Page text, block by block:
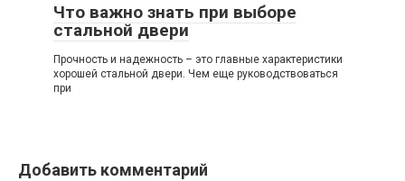
Что важно знать при выборе
стальной двери
Прочность и надежность – это главные характеристики
хорошей стальной двери. Чем еще руководствоваться
при
Добавить комментарий